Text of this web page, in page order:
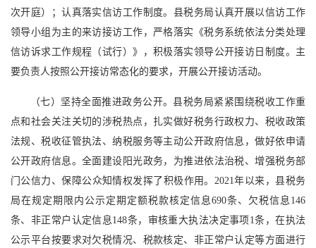
次开庭）；认真落实信访工作制度。县税务局认真开展以信访工作
领导小组为主的来访接访工作，严格落实《税务系统依法分类处理
信访诉求工作规程（试行）》，积极落实领导公开接访日制度。主
要负责人按照公开接访常态化的要求，开展公开接访活动。
（七）坚持全面推进政务公开。县税务局紧紧围绕税收工作重
点和社会关注关切的涉税热点，扎实做好税务行政权力、税收政策
法规、税收征管执法、纳税服务等主动公开政府信息，做好依申请
公开政府信息。全面建设阳光政务，为推进依法治税、增强税务部
门公信力、保障公众知情权发挥了积极作用。2021年以来，县税务
局在规定期限内公示定期定额税款核定信息690条、欠税信息146
条、非正常户认定信息148条，审核重大执法决定事项1条，在执法
公示平台按要求对欠税情况、税款核定、非正常户认定等方面进行